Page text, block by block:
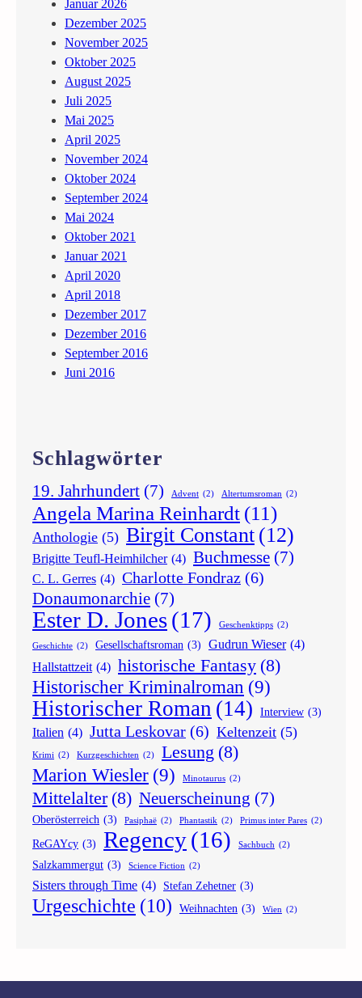
e
i
t
Januar 2026
Dezember 2025
November 2025
Oktober 2025
August 2025
Juli 2025
Mai 2025
April 2025
November 2024
Oktober 2024
September 2024
Mai 2024
Oktober 2021
Januar 2021
April 2020
April 2018
Dezember 2017
Dezember 2016
September 2016
Juni 2016
Schlagwörter
19. Jahrhundert (7) Advent (2) Altertumsroman (2)
Angela Marina Reinhardt (11)
Anthologie (5) Birgit Constant (12)
Brigitte Teufl-Heimhilcher (4) Buchmesse (7)
C. L. Gerres (4) Charlotte Fondraz (6)
Donaumonarchie (7)
Ester D. Jones(17) Geschenktipps (2)
Geschichte (2) Gesellschaftsroman (3) Gudrun Wieser (4)
Hallstattzeit (4) historische Fantasy (8)
Historischer Kriminalroman (9)
Historischer Roman (14) Interview (3)
Italien (4) Jutta Leskovar (6) Keltenzeit (5)
Krimi (2) Kurzgeschichten (2) Lesung (8)
Marion Wiesler (9) Minotaurus (2)
Mittelalter (8) Neuerscheinung (7)
Oberösterreich (3) Pasiphaë (2) Phantastik (2) Primus inter Pares (2)
ReGAYcy (3) Regency(16) Sachbuch (2)
Salzkammergut (3) Science Fiction (2)
Sisters through Time (4) Stefan Zehetner (3)
Urgeschichte (10) Weihnachten (3) Wien (2)